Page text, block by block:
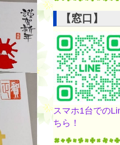
【窓口】
スマホ1台での
ちら！